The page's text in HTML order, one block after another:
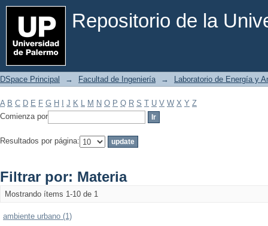
Repositorio de la
Filtrar por: Materia
DSpace Principal → Facultad de Ingeniería → Laboratorio de Energía y
A B C D E F G H J K L M N O P Q R S T U V W X Y Z
Comienza por
Resultados por página:
Filtrar por: Materia
Mostrando ítems 1-10 de 1
ambiente urbano (1)